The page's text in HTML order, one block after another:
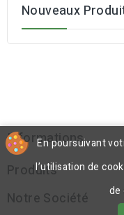
Nouveaux
Informations
Produits
Notre Société
En poursuivant
l’utilisation de
de